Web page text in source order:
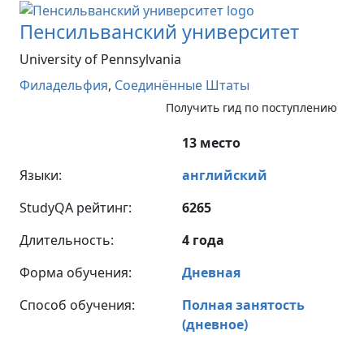
Пенсильванский университет
University of Pennsylvania
Филадельфия, Соединённые Штаты
Получить гид по поступлению
13 место
Языки:
английский
StudyQA рейтинг:
6265
Длительность:
4 года
Форма обучения:
Дневная
Способ обучения:
Полная занятость
(дневное)